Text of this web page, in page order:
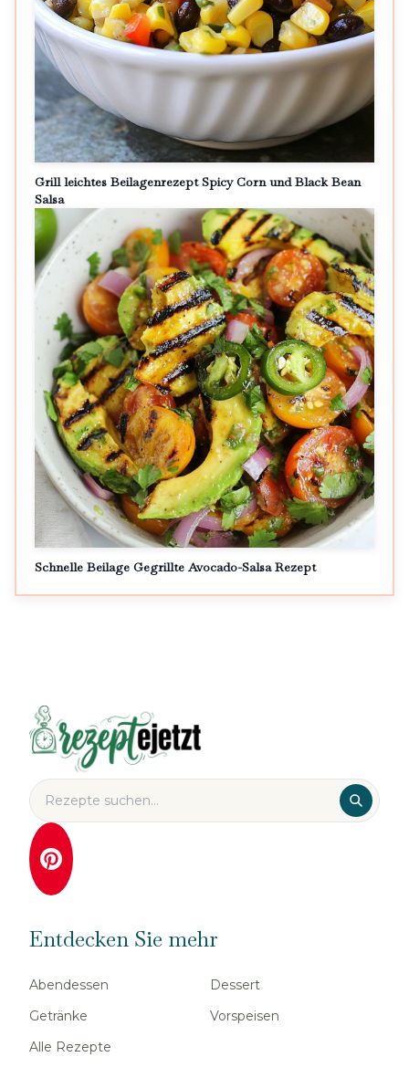
Grill leichtes Beilagenrezept Spicy Corn und Black Bean
Salsa
Schnelle Beilage Gegrillte Avocado-Salsa Rezept
Entdecken Sie mehr
Abendessen
Dessert
Getränke
Vorspeisen
Alle Rezepte